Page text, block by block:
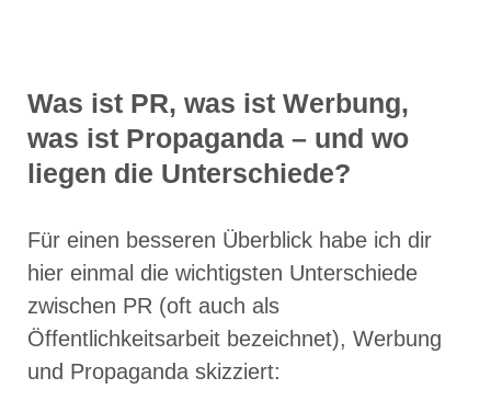
Was ist PR, was ist Werbung,
was ist Propaganda – und wo
liegen die Unterschiede?
Für einen besseren Überblick habe ich dir
hier einmal die wichtigsten Unterschiede
zwischen PR (oft auch als
Öffentlichkeitsarbeit bezeichnet), Werbung
und Propaganda skizziert: